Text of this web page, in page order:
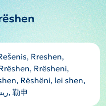
Rreshen,
Rrësheni,
Rëshëni, lei shen,
ryshny, Решен, Ръшен, ریشنی, 勒申